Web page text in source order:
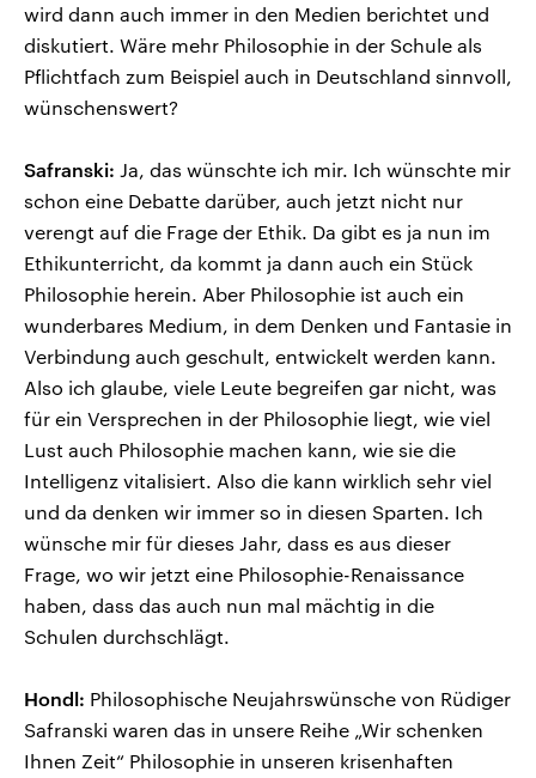
wird dann auch immer in den Medien berichtet und
diskutiert. Wäre mehr Philosophie in der Schule als
Pflichtfach zum Beispiel auch in Deutschland sinnvoll,
wünschenswert?
Safranski: Ja, das wünschte ich mir. Ich wünschte mir
schon eine Debatte darüber, auch jetzt nicht nur
verengt auf die Frage der Ethik. Da gibt es ja nun im
Ethikunterricht, da kommt ja dann auch ein Stück
Philosophie herein. Aber Philosophie ist auch ein
wunderbares Medium, in dem Denken und Fantasie in
Verbindung auch geschult, entwickelt werden kann.
Also ich glaube, viele Leute begreifen gar nicht, was
für ein Versprechen in der Philosophie liegt, wie viel
Lust auch Philosophie machen kann, wie sie die
Intelligenz vitalisiert. Also die kann wirklich sehr viel
und da denken wir immer so in diesen Sparten. Ich
wünsche mir für dieses Jahr, dass es aus dieser
Frage, wo wir jetzt eine Philosophie-Renaissance
haben, dass das auch nun mal mächtig in die
Schulen durchschlägt.
Hondl: Philosophische Neujahrswünsche von Rüdiger
Safranski waren das in unsere Reihe „Wir schenken
Ihnen Zeit“ Philosophie in unseren krisenhaften